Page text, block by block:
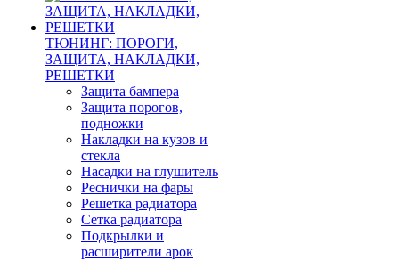
ТЮНИНГ: ПОРОГИ,
ЗАЩИТА, НАКЛАДКИ,
РЕШЕТКИ
Защита бампера
Защита порогов,
подножки
Накладки на кузов и
стекла
Насадки на глушитель
Реснички на фары
Решетка радиатора
Сетка радиатора
Подкрылки и
расширители арок